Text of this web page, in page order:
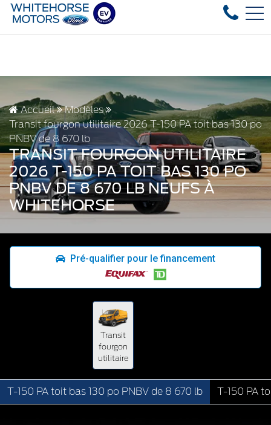
vehicles in stock, fast delivery! Text our after-sales
4178 4th ave, Whitehorse, YT, CA Y1A 1J6
EN
Accueil
Modèles
Transit fourgon utilitaire 2026 T-150 PA toit bas 130 po
PNBV de 8 670 lb
TRANSIT FOURGON UTILITAIRE
2026 T-150 PA TOIT BAS 130 PO
PNBV DE 8 670 LB NEUFS À
WHITEHORSE
Pré-qualifier pour le financement
Transit
fourgon
utilitaire
T-150 PA toit bas 130 po PNBV de 8 670 lb T-150 PA